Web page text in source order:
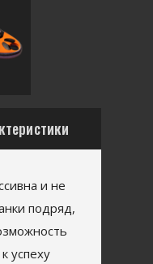
и не
подряд,
успеху